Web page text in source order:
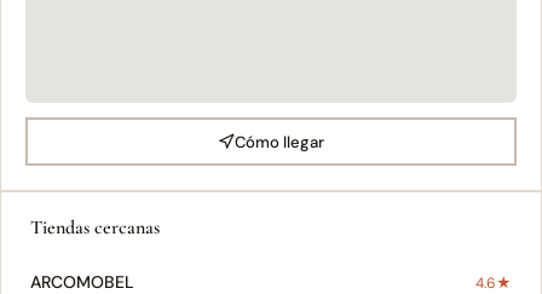
Cómo llegar
Tiendas cercanas
ARCOMOBEL 4.6★